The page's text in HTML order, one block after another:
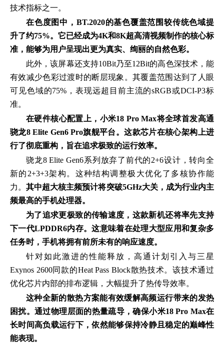
技术指标之一。
在色度图中，BT.2020的基色覆盖范围较传统色域提
升了约75%。它已经成为4K和8K超高清视频制作的核心标
准，能够为用户呈现出更为真实、绚丽的自然色彩。
此外，该屏幕还支持10Bit乃至12Bit的高色深技术，能
有效减少色彩过渡时的断层现象。其覆盖范围达到了人眼
可见色域的75%，表现远超目前主流的sRGB或DCI-P3标
准。
在硬件核心配置上，小米18 Pro Max将全球首发高通
骁龙8 Elite Gen6 Pro旗舰平台。这款芯片在核心架构上进
行了彻底重构，旨在追求极致的运行效率。
骁龙8 Elite Gen6系列放弃了前代的2+6设计，转向全
新的2+3+3架构。这种结构调整极大优化了多核协作能
力。其中超大核主频预计将突破5GHz大关，成为行业内主
频最高的手机处理器。
为了追求更极致的传输速度，这款新机还将率先支持
下一代LPDDR6内存。这意味着在处理大型应用和复杂多
任务时，手机将拥有前所未有的响应速度。
针对如此激进的性能释放，高通计划引入与三星
Exynos 2600同款的Heat Pass Block散热技术。该技术通过
优化芯片内部的排布逻辑，大幅提升了热传导效率。
这种全新的散热方案能有效缓解高频运行带来的发热
困扰。通过物理层面的热量疏导，确保小米18 Pro Max在
长时间高负载运行下，依然能够保持冷静且稳定的巅峰性
能表现。